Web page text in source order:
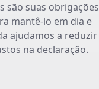
são suas obrigações
mantê-lo em dia e
ajudamos a reduzir
na declaração.